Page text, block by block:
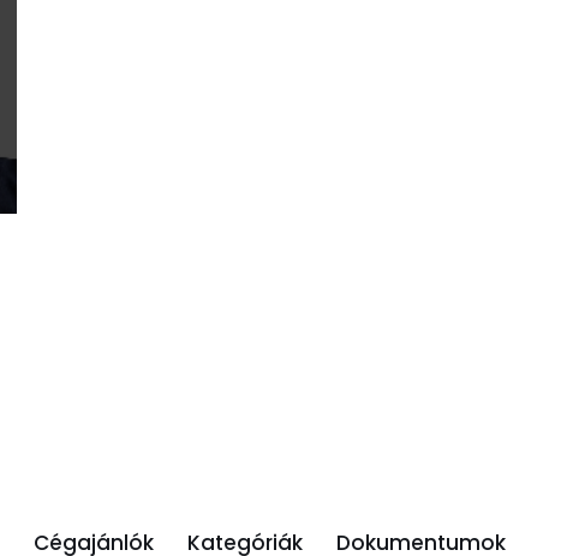
Cégajánlók Kategóriák Dokumentumok